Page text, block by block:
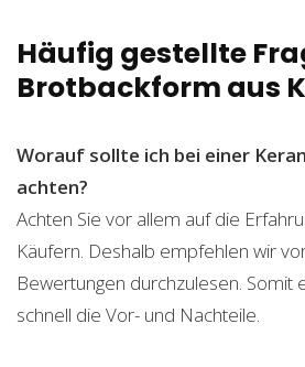
Häufig gestellte
Brotbackform aus
Worauf sollte ich bei einer
achten?
Achten Sie vor allem auf die
Käufern. Deshalb empfehlen wir
Bewertungen durchzulesen. Somit
schnell die Vor- und Nachteile.